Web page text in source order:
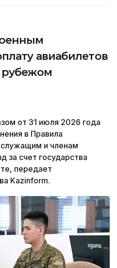
авиабилетов
рубежом
от 31 июля 2026 года
в Правила
и членам
за счет государства
передает
Kazinform.